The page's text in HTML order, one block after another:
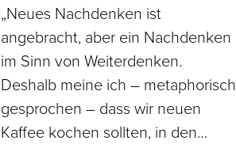
„Neues Nachdenken ist
angebracht, aber ein Nachdenken
im Sinn von Weiterdenken.
Deshalb meine ich – metaphorisch
gesprochen – dass wir neuen
Kaffee kochen sollten, in den…